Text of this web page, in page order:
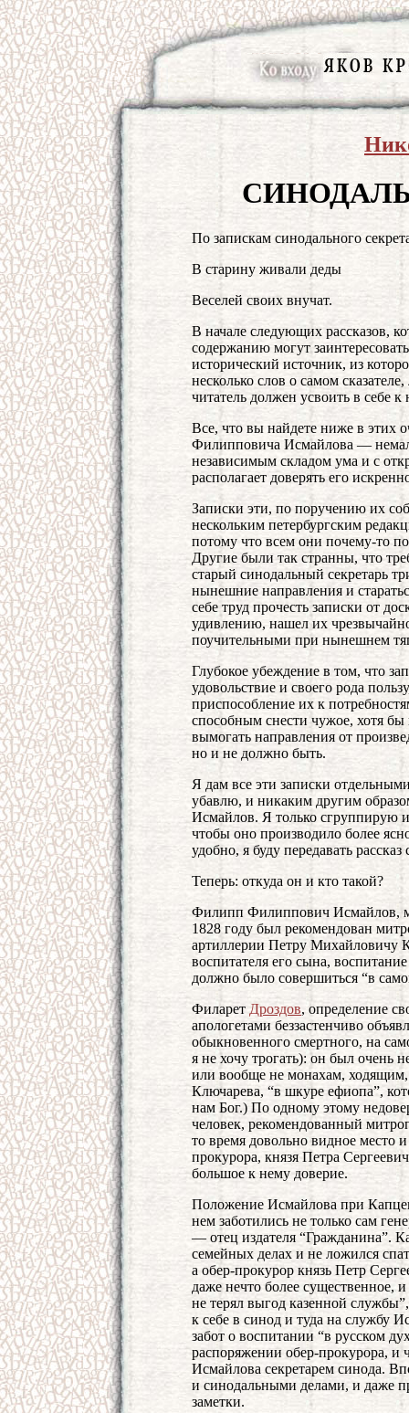
По запискам синодального
В старину живали деды
Веселей своих внучат.
В начале следующих рассказов,
содержанию могут
исторический источник, из
несколько слов о самом
читатель должен усвоить в себе к
Все, что вы найдете ниже в этих
Филипповича Исмайлова —
независимым складом ума и с
располагает доверять его
Записки эти, по поручению их
нескольким петербургским
потому что всем они почему-то
Другие были так странны, что
старый синодальный секретарь
нынешние направления и
себе труд прочесть записки от
удивлению, нашел их
поучительными при нынешнем
Глубокое убеждение в том, что
удовольствие и своего рода
приспособление их к
способным снести чужое, хотя
вымогать направления от
но и не должно быть.
Я дам все эти записки
убавлю, и никаким другим
Исмайлов. Я только сгруппирую
чтобы оно производило более
удобно, я буду передавать
Теперь: откуда он и кто такой?
Филипп Филиппович Исмайлов,
1828 году был рекомендован
артиллерии Петру Михайловичу
воспитателя его сына,
должно было совершиться “в
Филарет Дроздов, определение
апологетами беззастенчиво
обыкновенного смертного, на
я не хочу трогать): он был очень
или вообще не монахам,
Ключарева, “в шкуре ефиопа”,
нам Бог.) По одному этому
человек, рекомендованный
то время довольно видное место
прокурора, князя Петра
большое к нему доверие.
Положение Исмайлова при
нем заботились не только сам
— отец издателя “Гражданина”.
семейных делах и не ложился
а обер-прокурор князь Петр
даже нечто более существенное,
не терял выгод казенной
к себе в синод и туда на службу
забот о воспитании “в русском
распоряжении обер-прокурора, и
Исмайлова секретарем синода.
и синодальными делами, и даже
заметки.